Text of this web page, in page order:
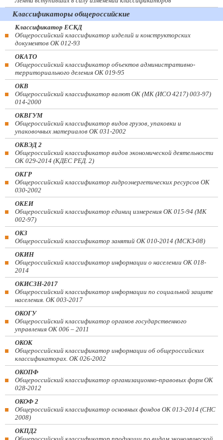
Классификаторы общероссийские
Классификатор ЕСКД
Общероссийский классификатор изделий и конструкторских
документов ОК 012-93
ОКАТО
Общероссийский классификатор объектов административно-
территориального деления ОК 019-95
ОКВ
Общероссийский классификатор валют ОК (МК (ИСО 4217) 003-97)
014-2000
ОКВГУМ
Общероссийский классификатор видов грузов, упаковки и
упаковочных материалов ОК 031-2002
ОКВЭД 2
Общероссийский классификатор видов экономической деятельности
ОК 029-2014 (КДЕС РЕД. 2)
ОКГР
Общероссийский классификатор гидроэнергетических ресурсов ОК
030-2002
ОКЕИ
Общероссийский классификатор единиц измерения ОК 015-94 (МК
002-97)
ОКЗ
Общероссийский классификатор занятий ОК 010-2014 (МСКЗ-08)
ОКИН
Общероссийский классификатор информации о населении ОК 018-
2014
ОКИСЗН-2017
Общероссийский классификатор информации по социальной защите
населения. ОК 003-2017
ОКОГУ
Общероссийский классификатор органов государственного
управления ОК 006 – 2011
ОКОК
Общероссийский классификатор информации об общероссийских
классификаторах. ОК 026-2002
ОКОПФ
Общероссийский классификатор организационно-правовых форм ОК
028-2012
ОКОФ 2
Общероссийский классификатор основных фондов ОК 013-2014 (СНС
2008)
ОКПД2